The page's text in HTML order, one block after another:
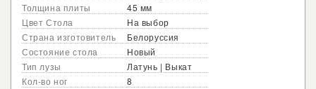
Толщина плиты
45 мм
Цвет Стола
На выбор
Страна изготовитель
Белоруссия
Состояние стола
Новый
Тип лузы
Латунь | Выкат
Кол-во ног
8